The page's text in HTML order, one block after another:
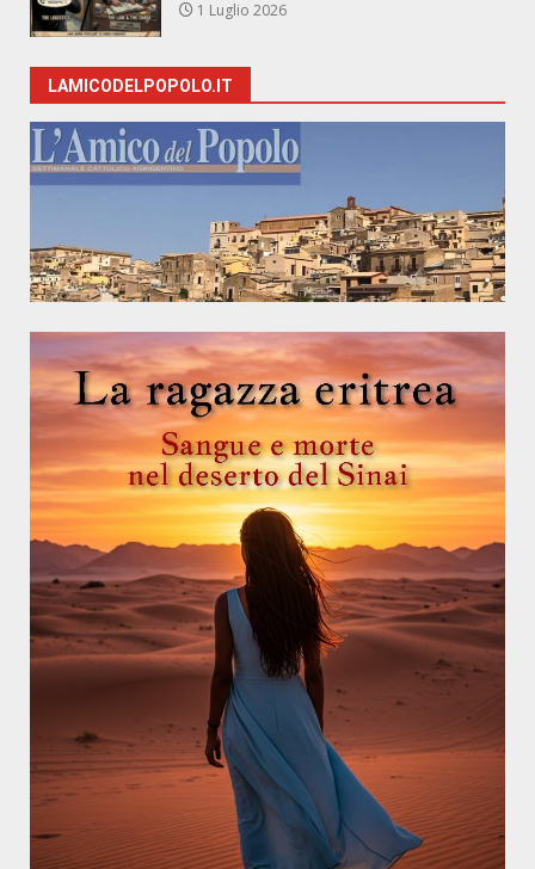
1 Luglio 2026
LAMICODELPOPOLO.IT